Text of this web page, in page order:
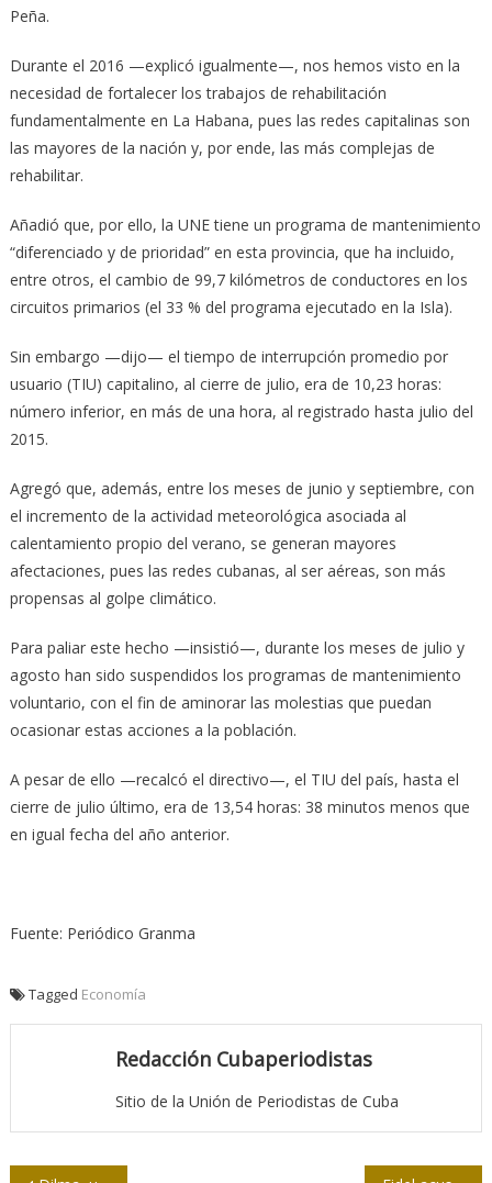
Peña.
Durante el 2016 —explicó igualmente—, nos hemos visto en la
necesidad de fortalecer los trabajos de rehabilitación
fundamentalmente en La Habana, pues las redes capitalinas son
las mayores de la nación y, por ende, las más complejas de
rehabilitar.
Añadió que, por ello, la UNE tiene un programa de mantenimiento
“diferenciado y de prioridad” en esta provincia, que ha incluido,
entre otros, el cambio de 99,7 kilómetros de conductores en los
circuitos primarios (el 33 % del programa ejecutado en la Isla).
Sin embargo —dijo— el tiempo de interrupción promedio por
usuario (TIU) capitalino, al cierre de julio, era de 10,23 horas:
número inferior, en más de una hora, al registrado hasta julio del
2015.
Agregó que, además, entre los meses de junio y septiembre, con
el incremento de la actividad meteorológica asociada al
calentamiento propio del verano, se generan mayores
afectaciones, pues las redes cubanas, al ser aéreas, son más
propensas al golpe climático.
Para paliar este hecho —insistió—, durante los meses de julio y
agosto han sido suspendidos los programas de mantenimiento
voluntario, con el fin de aminorar las molestias que puedan
ocasionar estas acciones a la población.
A pesar de ello —recalcó el directivo—, el TIU del país, hasta el
cierre de julio último, era de 13,54 horas: 38 minutos menos que
en igual fecha del año anterior.
Fuente: Periódico Granma
Tagged Economía
Redacción Cubaperiodistas
Sitio de la Unión de Periodistas de Cuba